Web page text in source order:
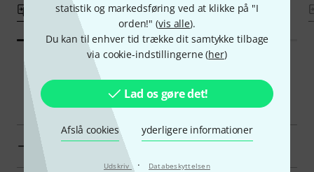
statistik og markedsføring ved at klikke på "I
orden!" (vis alle).
Du kan til enhver tid trække dit samtykke tilbage
via cookie-indstillingerne (her)
Lad os gøre det!
Afslå cookies yderligere informationer
Udskriv · Databeskyttelsen
Sammenlign Sammenlign
Smart Navigator
Friedrich Hofmeister Verlag Klassiske noder til bas